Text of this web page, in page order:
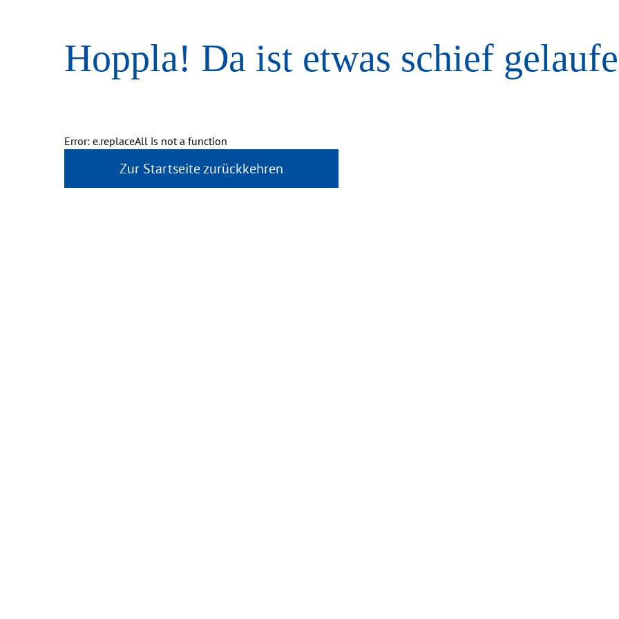
Hoppla! Da ist etwas schief
Error: e.replaceAll is not a function
Zur Startseite zurückkehren